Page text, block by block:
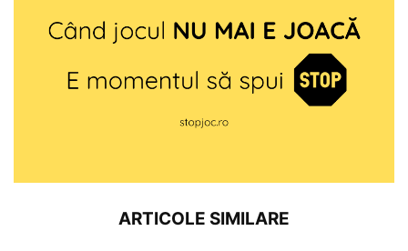
ARTICOLE SIMILARE